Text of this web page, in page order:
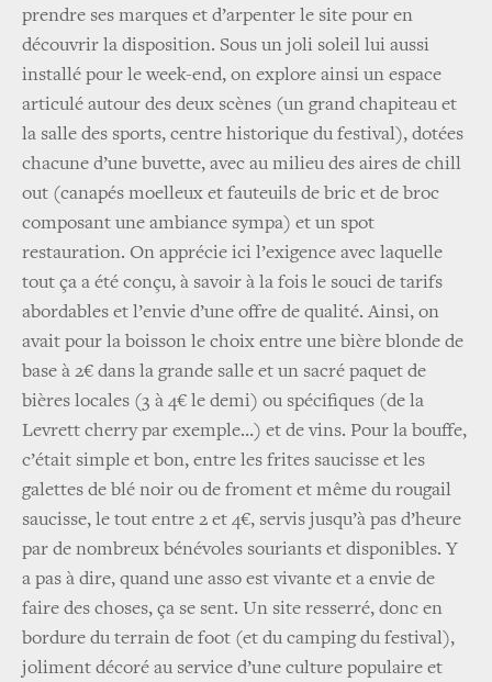
prendre ses marques et d’arpenter le site pour en
découvrir la disposition. Sous un joli soleil lui aussi
installé pour le week-end, on explore ainsi un espace
articulé autour des deux scènes (un grand chapiteau et
la salle des sports, centre historique du festival), dotées
chacune d’une buvette, avec au milieu des aires de chill
out (canapés moelleux et fauteuils de bric et de broc
composant une ambiance sympa) et un spot
restauration. On apprécie ici l’exigence avec laquelle
tout ça a été conçu, à savoir à la fois le souci de tarifs
abordables et l’envie d’une offre de qualité. Ainsi, on
avait pour la boisson le choix entre une bière blonde de
base à 2€ dans la grande salle et un sacré paquet de
bières locales (3 à 4€ le demi) ou spécifiques (de la
Levrett cherry par exemple…) et de vins. Pour la bouffe,
c’était simple et bon, entre les frites saucisse et les
galettes de blé noir ou de froment et même du rougail
saucisse, le tout entre 2 et 4€, servis jusqu’à pas d’heure
par de nombreux bénévoles souriants et disponibles. Y
a pas à dire, quand une asso est vivante et a envie de
faire des choses, ça se sent. Un site resserré, donc en
bordure du terrain de foot (et du camping du festival),
joliment décoré au service d’une culture populaire et